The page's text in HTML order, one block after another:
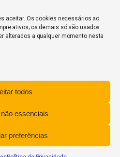
aceitar. Os cookies necessários ao
ativos; os demais só são usados
alterados a qualquer momento nesta
todos
essenciais
preferências
InfoCore
Conosco
BY